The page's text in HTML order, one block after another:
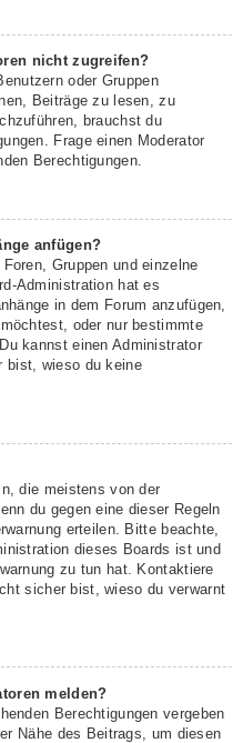
nicht zugreifen?
oder Gruppen
Beiträge zu lesen, zu
brauchst du
Frage einen Moderator
Berechtigungen.
anfügen?
Gruppen und einzelne
Administration hat es
in dem Forum anzufügen,
oder nur bestimmte
kannst einen Administrator
bist, wieso du keine
die meistens von der
du gegen eine dieser Regeln
erteilen. Bitte beachte,
dieses Boards ist und
zu tun hat. Kontaktiere
sicher bist, wieso du verwarnt
melden?
Berechtigungen vergeben
Nähe des Beitrags, um diesen